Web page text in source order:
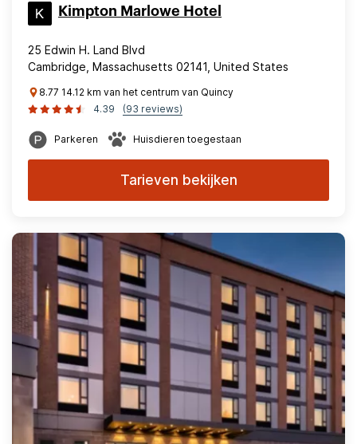
Kimpton Marlowe Hotel
25 Edwin H. Land Blvd
Cambridge, Massachusetts 02141, United States
8.77 14.12 km van het centrum van Quincy
4.39
(93 reviews)
Parkeren Huisdieren toegestaan
Tarieven bekijken